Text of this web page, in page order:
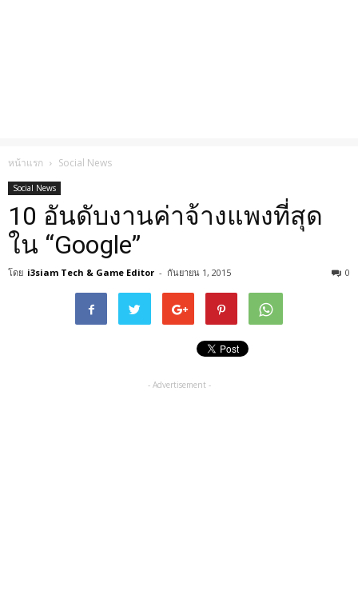
หน้าแรก Social News
Social News
10 อันดับงานค่าจ้างแพงที่สุด
ใน “Google”
โดย i3siam Tech & Game Editor - กันยายน 1, 2015 0
- Advertisement -